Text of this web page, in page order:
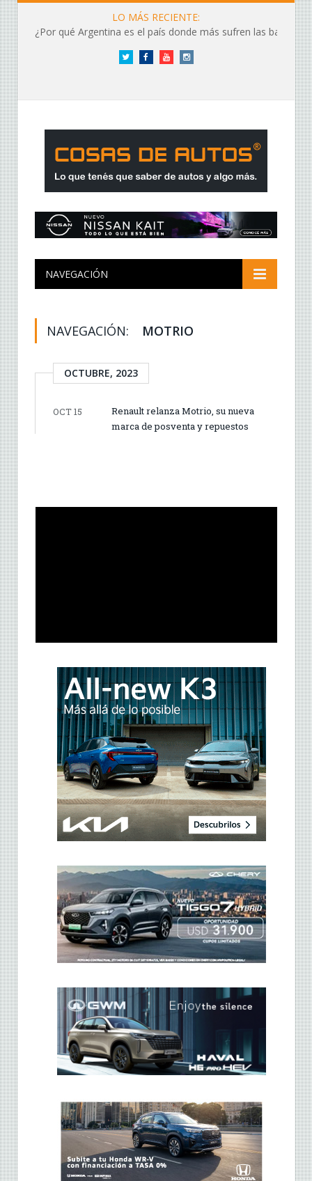
LO MÁS RECIENTE:
¿Por qué Argentina es el país donde más sufren las baterías?
Twitter FacebookYouTubeInstagram
NAVEGACIÓN
NAVEGACIÓN: MOTRIO
OCTUBRE, 2023
OCT 15
Renault relanza Motrio, su nueva
marca de posventa y repuestos